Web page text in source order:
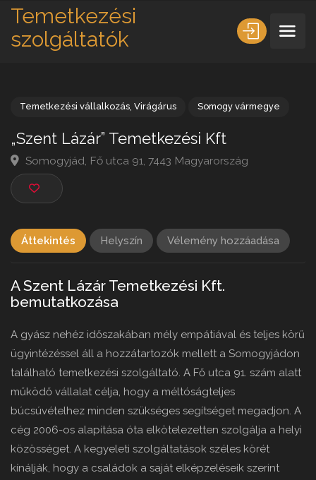
Temetkezési
szolgáltatók
„Szent Lázár” Temetkezési Kft
Somogyjád, Fő utca 91, 7443 Magyarország
Áttekintés Helyszín Vélemény hozzáadása
A Szent Lázár Temetkezési Kft.
bemutatkozása
A gyász nehéz időszakában mély empátiával és teljes körű
ügyintézéssel áll a hozzátartozók mellett a Somogyjádon
található temetkezési szolgáltató. A Fő utca 91. szám alatt
működő vállalat célja, hogy a méltóságteljes
búcsúvételhez minden szükséges segítséget megadjon. A
cég 2006-os alapítása óta elkötelezetten szolgálja a helyi
közösséget. A kegyeleti szolgáltatások széles körét
kínálják, hogy a családok a saját elképzeléseik szerint